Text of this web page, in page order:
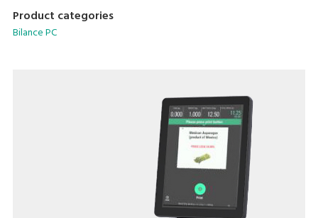
per offrire un'esperienza di shopping piacevole, che vede il
cliente protagonista. Dall'altra parte, l'operatore ha a sua
e.Label, le Infotag e gli Speed ID. Le varianti per il banco e
self-service permettono di declinare le sue peculiarità per
tutti i reparti, per un punto vendita elegante e tecnologico.
Be free from limits: rompi gli schemi e rivoluziona lo
shopping di tutti i giorni con SM-6000!
Product categories
Bilance PC